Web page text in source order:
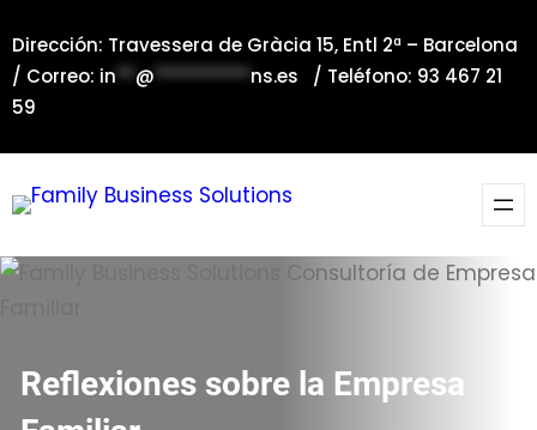
al
contenido
Dirección: Travessera de Gràcia 15, Entl 2ª – Barcelona
/ Correo: in**@**********ns.es / Teléfono: 93 467 21
59
Reflexiones sobre la Empresa